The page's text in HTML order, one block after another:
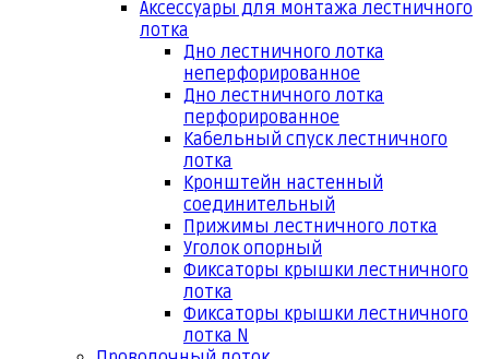
Аксессуары для монтажа лестничного
лотка
Дно лестничного лотка
неперфорированное
Дно лестничного лотка
перфорированное
Кабельный спуск лестничного
лотка
Кронштейн настенный
соединительный
Прижимы лестничного лотка
Уголок опорный
Фиксаторы крышки лестничного
лотка
Фиксаторы крышки лестничного
лотка N